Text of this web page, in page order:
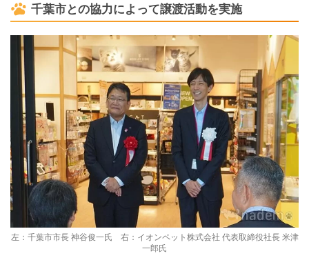
千葉市との協力によって譲渡活動を実施
左：千葉市市長 神谷俊一氏 右：イオンペット株式会社 代表取締役社長 米津
一郎氏